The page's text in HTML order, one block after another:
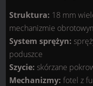
Struktura: 18 mm
mechanizmie
System sprężyn:
poduszce
Szycie: skórzane
Mechanizmy: fotel z